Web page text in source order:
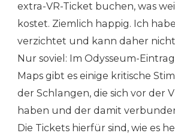
extra-VR-Ticket buchen, was
kostet. Ziemlich happig. Ich
verzichtet und kann daher
Nur soviel: Im Odysseum-
Maps gibt es einige kritische
der Schlangen, die sich vor der
haben und der damit
Die Tickets hierfür sind, wie es